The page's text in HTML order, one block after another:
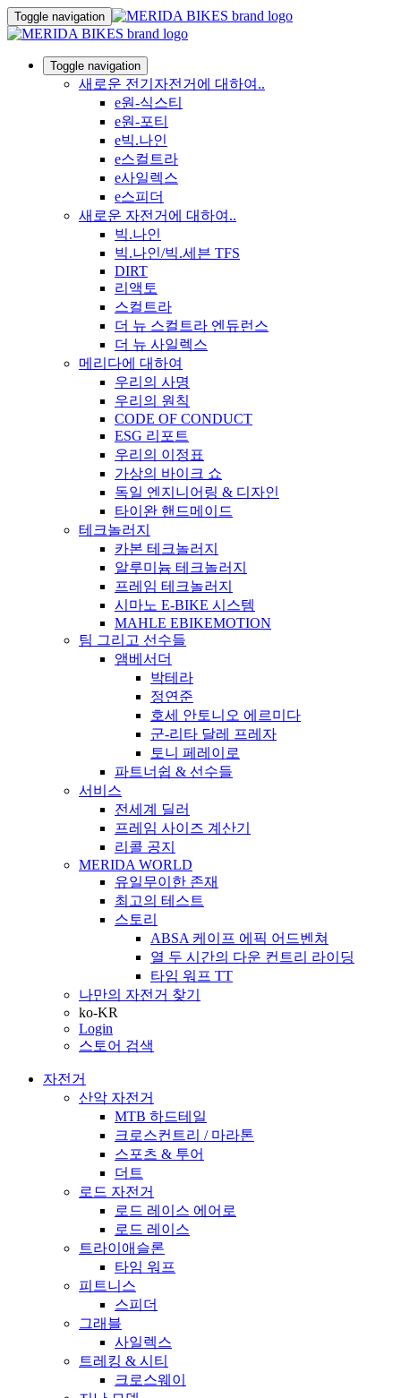
Toggle navigation
Toggle navigation
새로운 전기자전거에 대하여..
e원-식스티
e원-포티
e빅.나인
e스컬트라
e사일렉스
e스피더
새로운 자전거에 대하여..
빅.나인
빅.나인/빅.세븐 TFS
DIRT
리액토
스컬트라
더 뉴 스컬트라 엔듀런스
더 뉴 사일렉스
메리다에 대하여
우리의 사명
우리의 원칙
CODE OF CONDUCT
ESG 리포트
우리의 이정표
가상의 바이크 쇼
독일 엔지니어링 & 디자인
타이완 핸드메이드
테크놀러지
카본 테크놀러지
알루미늄 테크놀러지
프레임 테크놀러지
시마노 E-BIKE 시스템
MAHLE EBIKEMOTION
팀 그리고 선수들
앰베서더
박테라
정연준
호세 안토니오 에르미다
군-리타 달레 프레자
토니 페레이로
파트너쉽 & 선수들
서비스
전세계 딜러
프레임 사이즈 계산기
리콜 공지
MERIDA WORLD
유일무이한 존재
최고의 테스트
스토리
ABSA 케이프 에픽 어드벤쳐
열 두 시간의 다운 컨트리 라이딩
타임 워프 TT
나만의 자전거 찾기
ko-KR
Login
스토어 검색
자전거
산악 자전거
MTB 하드테일
크로스컨트리 / 마라톤
스포츠 & 투어
더트
로드 자전거
로드 레이스 에어로
로드 레이스
트라이애슬론
타임 워프
피트니스
스피더
그래블
사일렉스
트레킹 & 시티
크로스웨이